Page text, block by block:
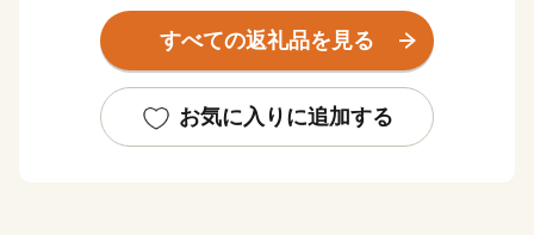
すべての返礼品を見る
お気に入りに追加する